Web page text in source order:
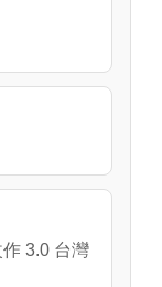
3.0 台灣